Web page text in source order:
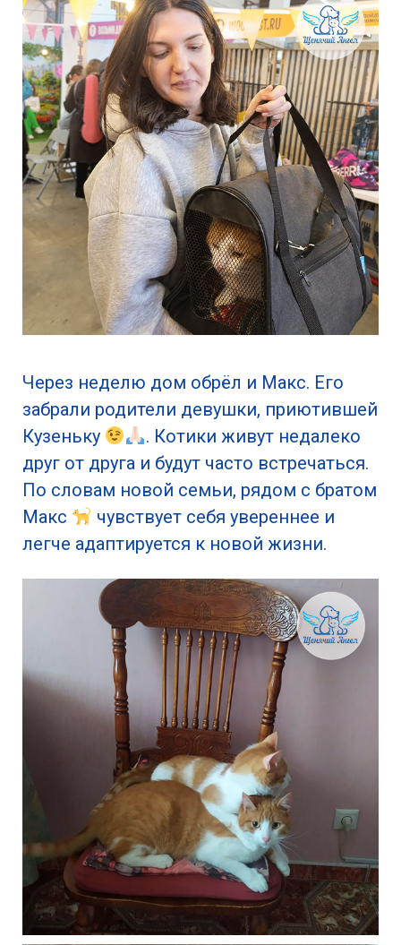
Через неделю дом обрёл и Макс. Его
забрали родители девушки, приютившей
Кузеньку
. Котики живут недалеко
друг от друга и будут часто встречаться.
По словам новой семьи, рядом с братом
Макс
чувствует себя увереннее и
легче адаптируется к новой жизни.